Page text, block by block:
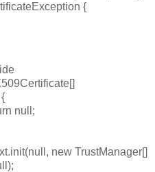
{
new TrustManager[]